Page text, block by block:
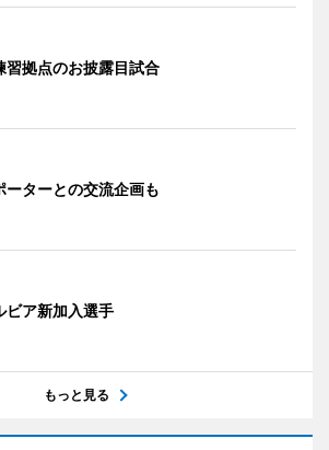
習拠点のお披露目試合
ーターとの交流企画も
ビア新加入選手
もっと見る